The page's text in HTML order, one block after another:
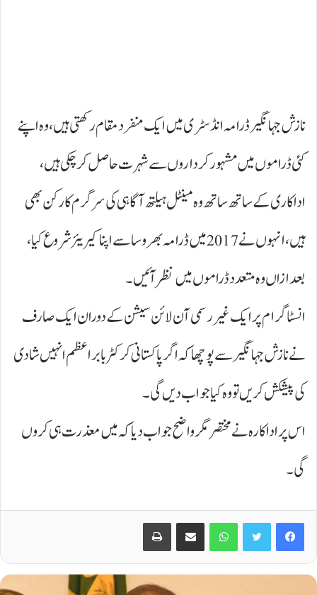
نازش جہانگیر ڈرامہ انڈسٹری میں ایک منفرد مقام رکھتی ہیں، وہ اپنے
کئی ڈراموں میں مشہور کرداروں سے شہرت حاصل کر چکی ہیں،
اداکاری کے ساتھ ساتھ وہ مینٹل ہیلتھ آگاہی کی سرگرم کارکن بھی
ہیں، انہوں نے 2017 میں ڈرامہ بھروسا سے اپنا کیریئر شروع کیا،
بعد ازاں وہ متعدد ڈراموں میں نظر آئیں۔
انسٹا گرام پر ایک غیر رسمی آن لائن سیشن کے دوران ایک صارف
نے نازش جہانگیر سے پوچھا کہ اگر پاکستانی کرکٹر بابراعظم انہیں شادی
کی پیشکش کریں تو وہ کیا جواب دیں گی۔
اس پر اداکارہ نے مختصر مگر واضح جواب دیا کہ میں معذرت ہی کروں
گی۔
Facebook
Twitter
WhatsApp
Share via Email
Print